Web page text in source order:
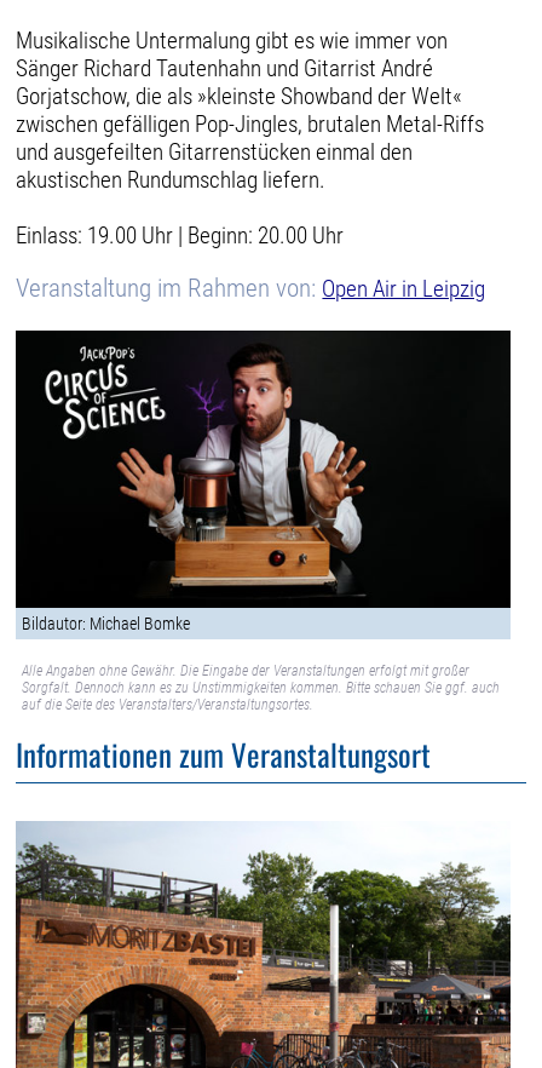
Musikalische Untermalung gibt es wie immer von
Sänger Richard Tautenhahn und Gitarrist André
Gorjatschow, die als »kleinste Showband der Welt«
zwischen gefälligen Pop-Jingles, brutalen Metal-Riffs
und ausgefeilten Gitarrenstücken einmal den
akustischen Rundumschlag liefern.
Einlass: 19.00 Uhr | Beginn: 20.00 Uhr
Veranstaltung im Rahmen von: Open Air in Leipzig
Bildautor: Michael Bomke
Alle Angaben ohne Gewähr. Die Eingabe der Veranstaltungen erfolgt mit großer
Sorgfalt. Dennoch kann es zu Unstimmigkeiten kommen. Bitte schauen Sie ggf. auch
auf die Seite des Veranstalters/Veranstaltungsortes.
Informationen zum Veranstaltungsort